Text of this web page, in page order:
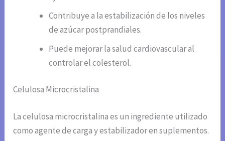
Contribuye a la estabilización de los niveles
de azúcar postprandiales.
Puede mejorar la salud cardiovascular al
controlar el colesterol.
Celulosa Microcristalina
La celulosa microcristalina es un ingrediente utilizado
como agente de carga y estabilizador en suplementos.